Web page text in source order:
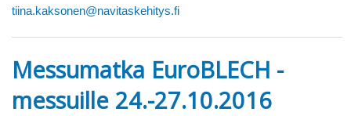
tiina.kaksonen@navitaskehitys.fi
Messumatka EuroBLECH -
messuille 24.-27.10.2016